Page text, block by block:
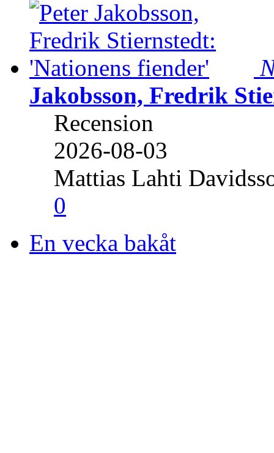
Jakobsson, Fredrik
Recension
2026-08-03
Mattias Lahti
0
En vecka bakåt